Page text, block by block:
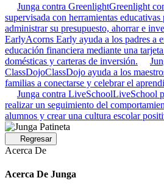
Junga contra GreenlightGreenlight
supervisada con herramientas educativas
administrar su presupuesto, ahorrar e
EarlyAcorns Early ayuda a los padres a
educación financiera mediante una
domésticas y carteras de inversión.
ClassDojoClassDojo ayuda a los
familias a conectarse y celebrar el
Junga contra LiveSchoolLiveSchool
realizar un seguimiento del
alumnos y crear una cultura escolar
Regresar
Acerca De
Acerca De Junga